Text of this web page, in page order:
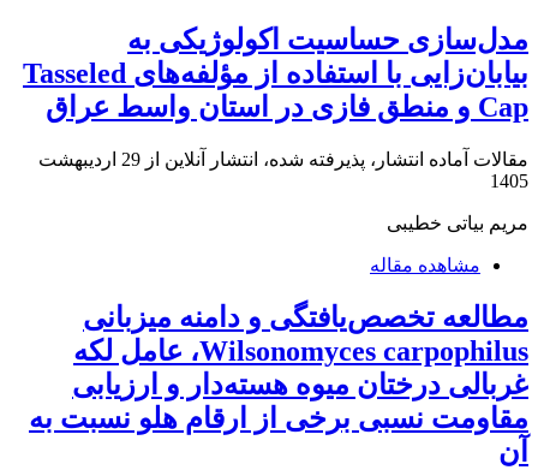
مدل‌سازی حساسیت اکولوژیکی به
بیابان‌زایی با استفاده از مؤلفه‌های Tasseled
Cap و منطق فازی در استان واسط عراق
مقالات آماده انتشار، پذیرفته شده، انتشار آنلاین از
29 اردیبهشت
1405
مریم بیاتی خطیبی
مشاهده مقاله
مطالعه تخصص‌یافتگی و دامنه میزبانی
Wilsonomyces carpophilus، عامل لکه
غربالی درختان میوه هسته‌دار و ارزیابی
مقاومت نسبی برخی از ارقام هلو نسبت به
آن